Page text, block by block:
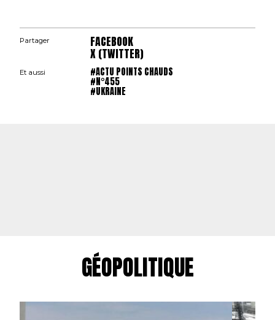
Partager FACEBOOK
X (TWITTER)
Et aussi #ACTU POINTS CHAUDS
#N°455
#UKRAINE
GÉOPOLITIQUE